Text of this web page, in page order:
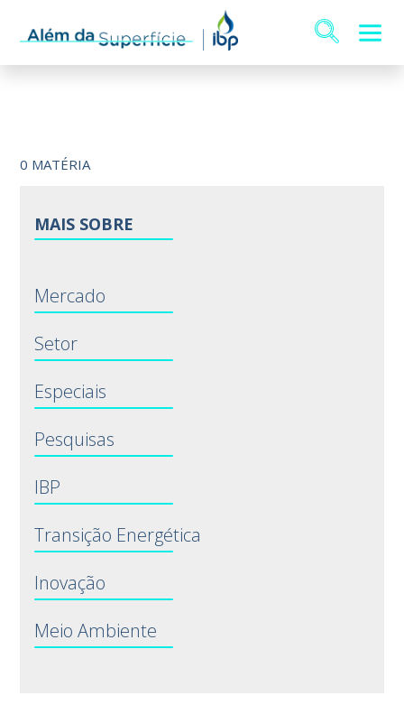
0 MATÉRIA
MAIS SOBRE
Mercado
Setor
Especiais
Pesquisas
IBP
Transição Energética
Inovação
Meio Ambiente